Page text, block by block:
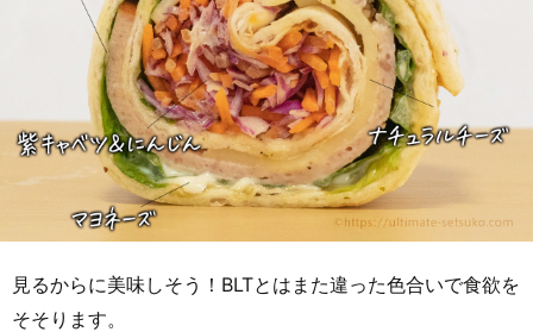
見るからに美味しそう！BLTとはまた違った色合いで食欲を
そそります。